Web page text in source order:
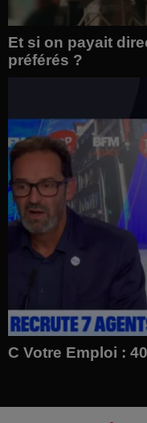
Et si on payait
préférés ?
C Votre Emploi :